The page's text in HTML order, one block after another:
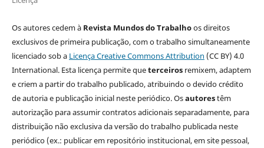
Os autores cedem à Revista Mundos do Trabalhoos direitos
exclusivos de primeira publicação, com o trabalho simultaneamente
licenciado sob a Licença Creative Commons Attribution (CC BY) 4.0
International. Esta licença permite queterceirosremixem, adaptem
e criem a partir do trabalho publicado, atribuindo o devido crédito
de autoria e publicação inicial neste periódico. Osautorestêm
autorização para assumir contratos adicionais separadamente, para
distribuição não exclusiva da versão do trabalho publicada neste
periódico (ex.: publicar em repositório institucional, em site pessoal,